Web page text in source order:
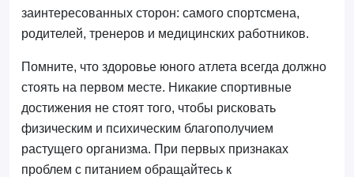
заинтересованных сторон: самого спортсмена,
родителей, тренеров и медицинских работников.
Помните, что здоровье юного атлета всегда должно
стоять на первом месте. Никакие спортивные
достижения не стоят того, чтобы рисковать
физическим и психическим благополучием
растущего организма. При первых признаках
проблем с питанием обращайтесь к